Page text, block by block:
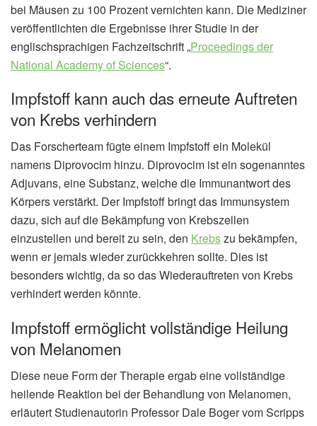
bei Mäusen zu 100 Prozent vernichten kann. Die Mediziner
veröffentlichten die Ergebnisse ihrer Studie in der
englischsprachigen Fachzeitschrift „Proceedings der
National Academy of Sciences“.
Impfstoff kann auch das erneute Auftreten
von Krebs verhindern
Das Forscherteam fügte einem Impfstoff ein Molekül
namens Diprovocim hinzu. Diprovocim ist ein sogenanntes
Adjuvans, eine Substanz, welche die Immunantwort des
Körpers verstärkt. Der Impfstoff bringt das Immunsystem
dazu, sich auf die Bekämpfung von Krebszellen
einzustellen und bereit zu sein, den Krebszu bekämpfen,
wenn er jemals wieder zurückkehren sollte. Dies ist
besonders wichtig, da so das Wiederauftreten von Krebs
verhindert werden könnte.
Impfstoff ermöglicht vollständige Heilung
von Melanomen
Diese neue Form der Therapie ergab eine vollständige
heilende Reaktion bei der Behandlung von Melanomen,
erläutert Studienautorin Professor Dale Boger vom Scripps